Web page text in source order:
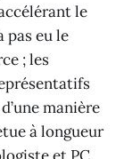
le
pas eu le
; les
manière
à longueur